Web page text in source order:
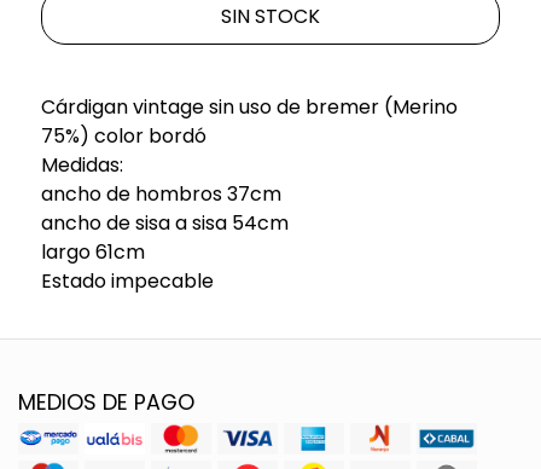
SIN STOCK
Cárdigan vintage sin uso de bremer (Merino
75%) color bordó
Medidas:
ancho de hombros 37cm
ancho de sisa a sisa 54cm
largo 61cm
Estado impecable
MEDIOS DE PAGO